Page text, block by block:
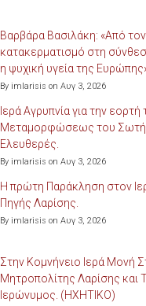
Βαρβάρα Βασιλάκη: «Από
κατακερματισμό στη
η ψυχική υγεία της
By imlarisis on Αυγ 3, 2026
Ιερά Αγρυπνία για την εορτή
Μεταμορφώσεως του
Ελευθερές.
By imlarisis on Αυγ 3, 2026
Η πρώτη Παράκληση στον
Πηγής Λαρίσης.
By imlarisis on Αυγ 3, 2026
Στην Κομνήνειο Ιερά Μονή
Μητροπολίτης Λαρίσης και
Ιερώνυμος. (ΗΧΗΤΙΚΟ)